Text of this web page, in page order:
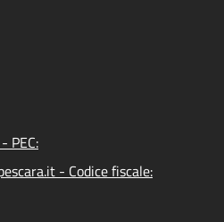
PEC:
- Codice fiscale: